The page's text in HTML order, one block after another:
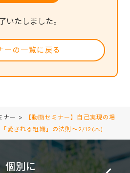
いたしました。
ーの一覧に戻る
ナー >
【動画セミナー】自己実現の場
愛される組織」の法則～2/12(木)
個別に